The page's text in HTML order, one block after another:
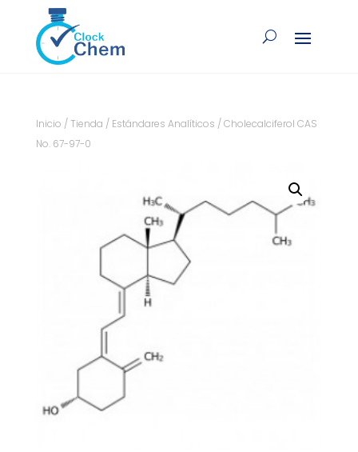
Inicio / Tienda / Estándares Analíticos / Cholecalciferol CAS
No. 67-97-0